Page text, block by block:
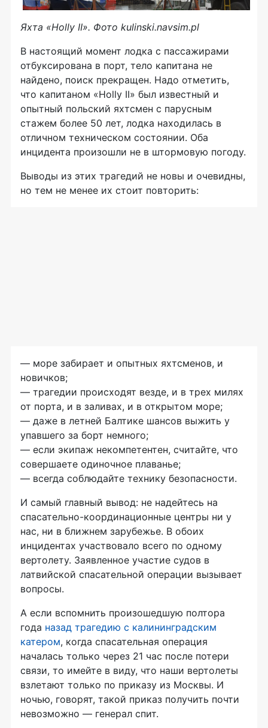
Яхта «Holly II». Фото kulinski.navsim.pl
В настоящий момент лодка с пассажирами
отбуксирована в порт, тело капитана не
найдено, поиск прекращен. Надо отметить,
что капитаном «Holly II» был известный и
опытный польский яхтсмен с парусным
стажем более 50 лет, лодка находилась в
отличном техническом состоянии. Оба
инцидента произошли не в штормовую погоду.
Выводы из этих трагедий не новы и очевидны,
но тем не менее их стоит повторить:
— море забирает и опытных яхтсменов, и
новичков;
— трагедии происходят везде, и в трех милях
от порта, и в заливах, и в открытом море;
— даже в летней Балтике шансов выжить у
упавшего за борт немного;
— если экипаж некомпетентен, считайте, что
совершаете одиночное плаванье;
— всегда соблюдайте технику безопасности.
И самый главный вывод: не надейтесь на
спасательно-координационные центры ни у
нас, ни в ближнем зарубежье. В обоих
инцидентах участвовало всего по одному
вертолету. Заявленное участие судов в
латвийской спасательной операции вызывает
вопросы.
А если вспомнить произошедшую полтора
года назад трагедию с калининградским
катером, когда спасательная операция
началась только через 21 час после потери
связи, то имейте в виду, что наши вертолеты
взлетают только по приказу из Москвы. И
ночью, говорят, такой приказ получить почти
невозможно — генерал спит.